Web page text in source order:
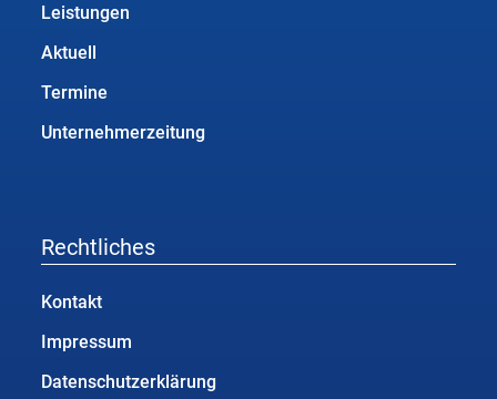
Leistungen
Aktuell
Termine
Unternehmerzeitung
Rechtliches
Kontakt
Impressum
Datenschutzerklärung